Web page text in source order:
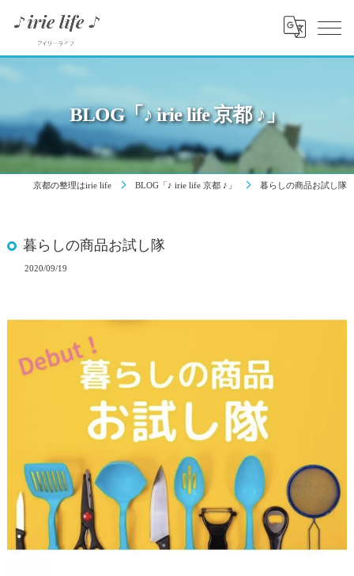
BLOG「♪ irie life 京都 ♪」
京都の整理はirie life BLOG「♪ irie life 京都 ♪」 暮らしの商品お試し隊
暮らしの商品お試し隊
2020/09/19